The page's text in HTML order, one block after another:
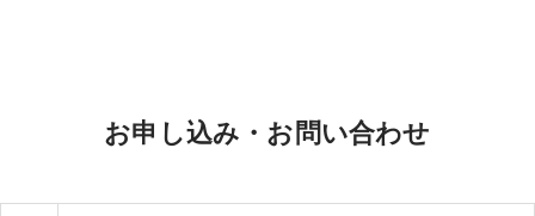
お申し込み・お問い合わせ